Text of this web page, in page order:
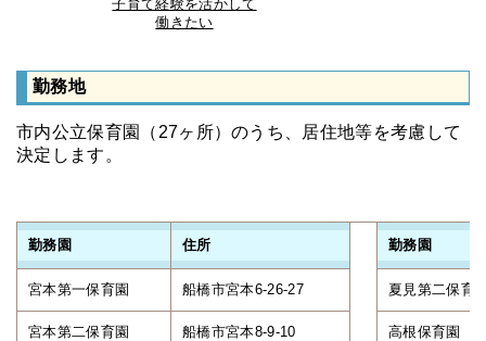
子育て経験を活かして
働きたい
勤務地
市内公立保育園（27ヶ所）のうち、 居住地等を考慮して
決定します。
勤務園 住所 勤務園
宮本第一保育園 船橋市宮本6-26-27 夏見第二保育
宮本第二保育園 船橋市宮本8-9-10 高根保育園